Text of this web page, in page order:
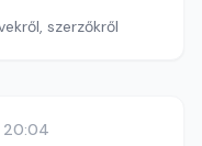
szerzőkről
20:04